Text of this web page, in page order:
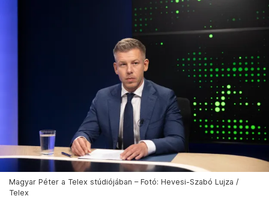
Magyar Péter a Telex stúdiójában – Fotó: Hevesi-Szabó Lujza /
Telex